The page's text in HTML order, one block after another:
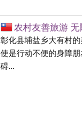
农村友善旅游
彰化县埔盐乡大有村
使是行动不便的身障
碍...